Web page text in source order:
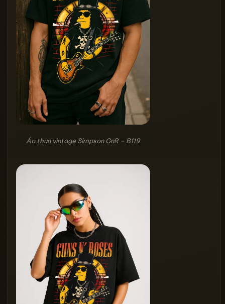
Áo thun vintage Simpson GnR – B119